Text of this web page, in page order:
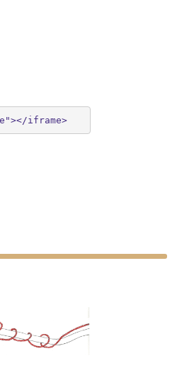
<iframe class="auto-resize" width="100%" scroll="no" frameborder="0" src="https://polesenpomme.xyz/?SuaraKita24930/iframe"></iframe>